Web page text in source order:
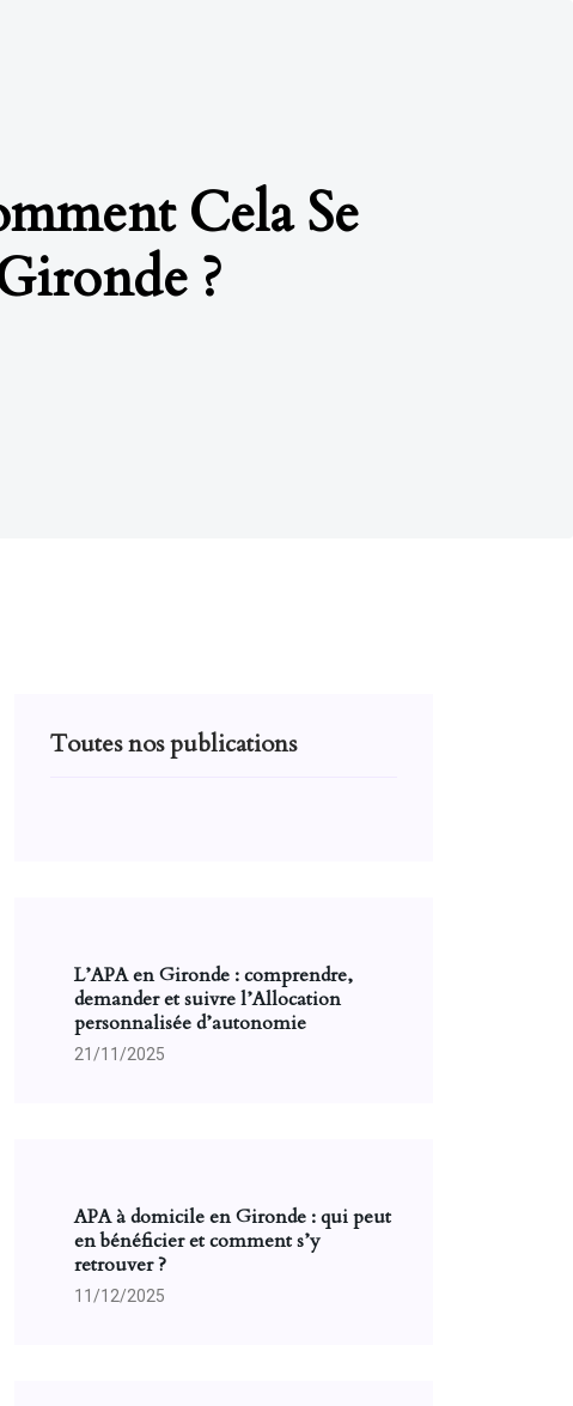
Cela Se
?
Toutes nos publications
L’APA en Gironde : comprendre,
demander et suivre l’Allocation
personnalisée d’autonomie
21/11/2025
APA à domicile en Gironde : qui peut
en bénéficier et comment s’y
retrouver ?
11/12/2025